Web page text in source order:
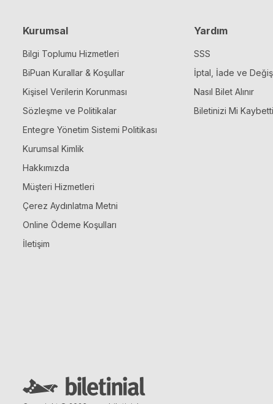
Kurumsal
Bilgi Toplumu Hizmetleri
BiPuan Kurallar & Koşullar
Kişisel Verilerin Korunması
Sözleşme ve Politikalar
Entegre Yönetim Sistemi Politikası
Kurumsal Kimlik
Hakkımızda
Müşteri Hizmetleri
Çerez Aydınlatma Metni
Online Ödeme Koşulları
İletişim
Yardım
SSS
İptal, İade ve
Nasıl Bilet Alınır
Biletinizi Mi